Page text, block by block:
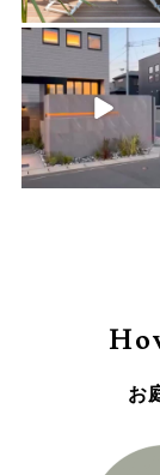
land_garden
24 0
お